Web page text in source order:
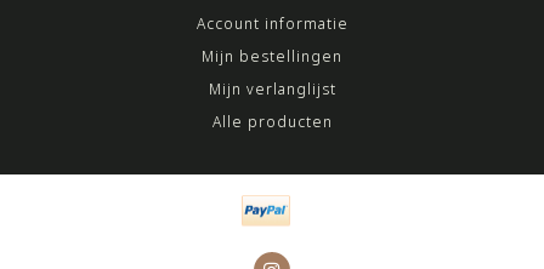
Account informatie
Mijn bestellingen
Mijn verlanglijst
Alle producten